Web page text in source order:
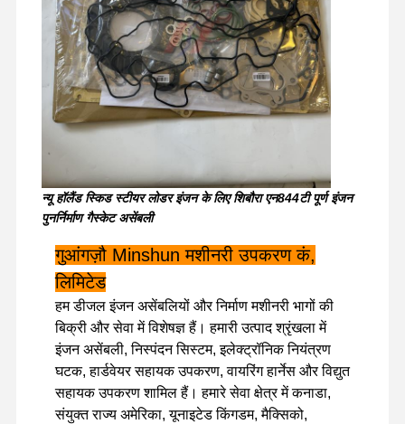
घर उत्पादों वीआर शो हमारे बारे में
फ़ैक्टरी टूर गुणवत्ता नियंत्रण हमसे संपर्क करें समाचार
न्यू हॉलैंड स्किड स्टीयर लोडर इंजन के लिए शिबौरा एन844टी पूर्ण इंजन
पुनर्निर्माण गैस्केट असेंबली
गुआंगज़ौ Minshun मशीनरी उपकरण कं,
लिमिटेड
हम डीजल इंजन असेंबलियों और निर्माण मशीनरी भागों की
बिक्री और सेवा में विशेषज्ञ हैं। हमारी उत्पाद श्रृंखला में
इंजन असेंबली, निस्पंदन सिस्टम, इलेक्ट्रॉनिक नियंत्रण
घटक, हार्डवेयर सहायक उपकरण, वायरिंग हार्नेस और विद्युत
सहायक उपकरण शामिल हैं। हमारे सेवा क्षेत्र में कनाडा,
संयुक्त राज्य अमेरिका, यूनाइटेड किंगडम, मैक्सिको,